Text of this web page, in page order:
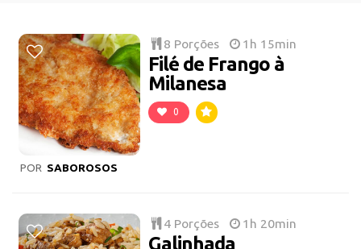
8 Porções 1h 15min
Filé de Frango à
Milanesa
0
POR SABOROSOS
4 Porções 1h 20min
Galinhada